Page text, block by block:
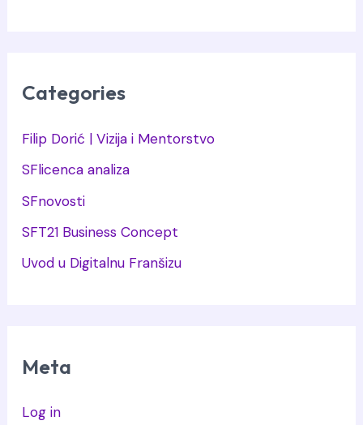
Categories
Filip Dorić | Vizija i Mentorstvo
SFlicenca analiza
SFnovosti
SFT21 Business Concept
Uvod u Digitalnu Franšizu
Meta
Log in